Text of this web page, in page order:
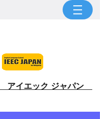
アイエック ジャパン